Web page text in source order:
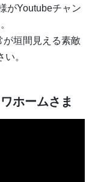
がYoutubeチャン
が垣間見える素敵
。
ホームさま